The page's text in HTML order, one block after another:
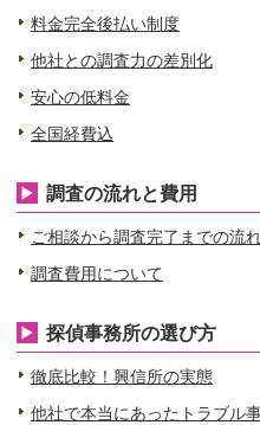
料金完全後払い制度
他社との調査力の差別化
安心の低料金
全国経費込
調査の流れと費用
ご相談から調査完了までの流
調査費用について
探偵事務所の選び方
徹底比較！興信所の実態
他社で本当にあったトラブル